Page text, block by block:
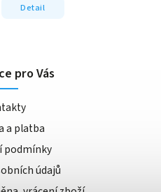
Detail
pro Vás
a platba
podmínky
údajů